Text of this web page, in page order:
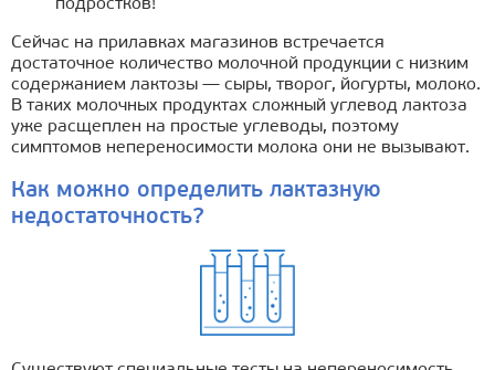
подростков!
Сейчас на прилавках магазинов встречается
достаточное количество молочной продукции с низким
содержанием лактозы — сыры, творог, йогурты, молоко.
В таких молочных продуктах сложный углевод лактоза
уже расщеплен на простые углеводы, поэтому
симптомов непереносимости молока они не вызывают.
Как можно определить лактазную
недостаточность?